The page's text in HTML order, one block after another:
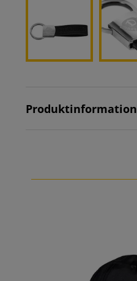
Produktinformation